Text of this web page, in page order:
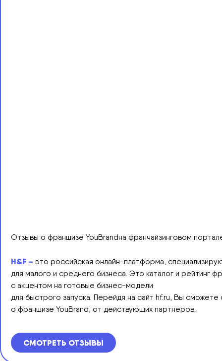
Отзывы о франшизе YouBrandна франчайзинговом
H&F – это российская онлайн-платформа,
для малого и среднего бизнеса. Это каталог и
с акцентом на готовые бизнес-модели
для быстрого запуска. Перейдя на сайт hf.ru, Вы сможете
о франшизе YouBrand, от действующих партнеров.
СМОТРЕТЬ ОТЗЫВЫ